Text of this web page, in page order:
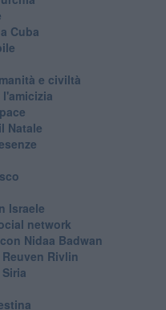
Cuba
e civiltà
Natale
Israele
network
Nidaa Badwan
Rivlin